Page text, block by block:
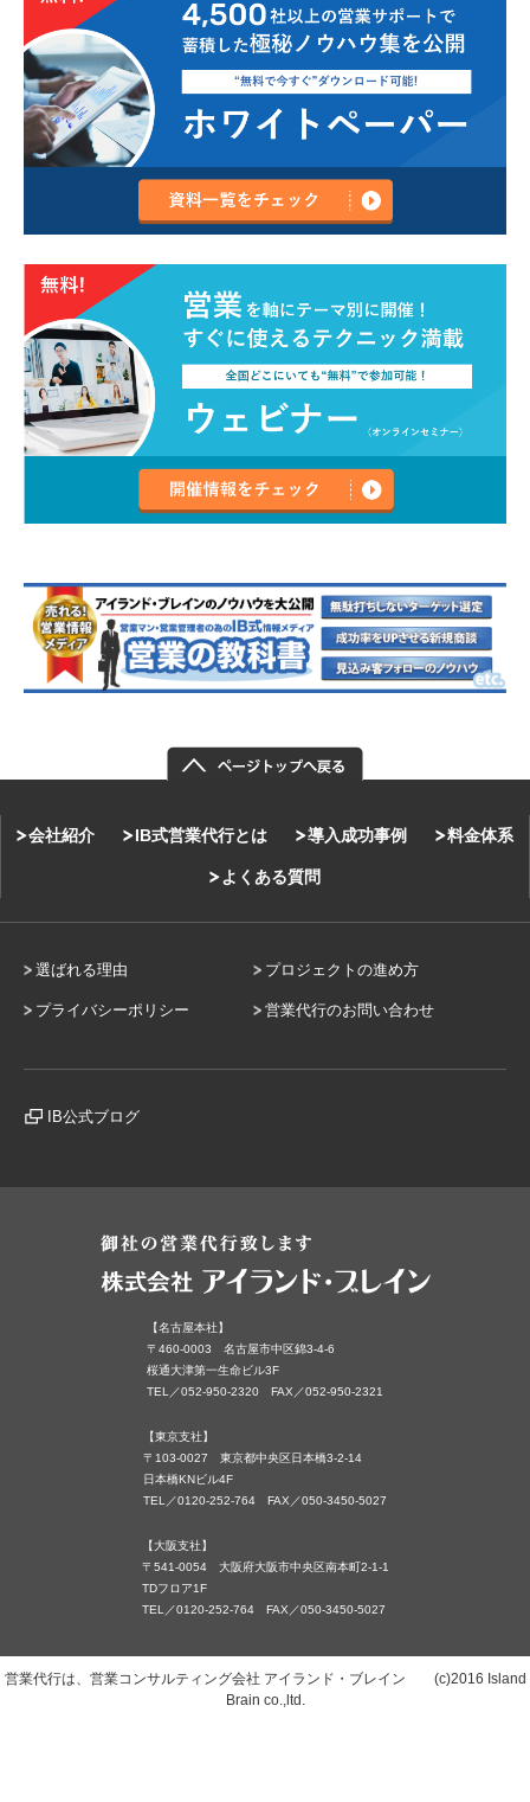
会社紹介 IB式営業代行とは 導入成功事例 料金体系
よくある質問
選ばれる理由 プロジェクトの進め方
プライバシーポリシー 営業代行のお問い合わせ
IB公式ブログ
【名古屋本社】
〒460-0003 名古屋市中区錦3-4-6
桜通大津第一生命ビル3F
TEL／052-950-2320 FAX／052-950-2321
【東京支社】
〒103-0027 東京都中央区日本橋3-2-14
日本橋KNビル4F
TEL／0120-252-764 FAX／050-3450-5027
【大阪支社】
〒541-0054 大阪府大阪市中央区南本町2-1-1
TDフロア1F
TEL／0120-252-764 FAX／050-3450-5027
営業代行は、営業コンサルティング会社 アイランド・ブレイン (c)2016 Island
Brain co.,ltd.